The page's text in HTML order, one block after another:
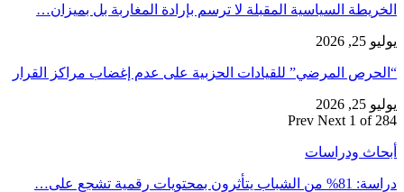
الخريطة السياسية المقبلة لا ترسم بإرادة المغاربة بل بميزان…
يوليو 25, 2026
“الحرص المرضي” للقيادات الحزبية على عدم إغضاب مراكز القرار
يوليو 25, 2026
Prev Next 1 of 284
أبحاث ودراسات
دراسة: 81% من الشباب يتأثرون بمحتويات رقمية تشجع على…